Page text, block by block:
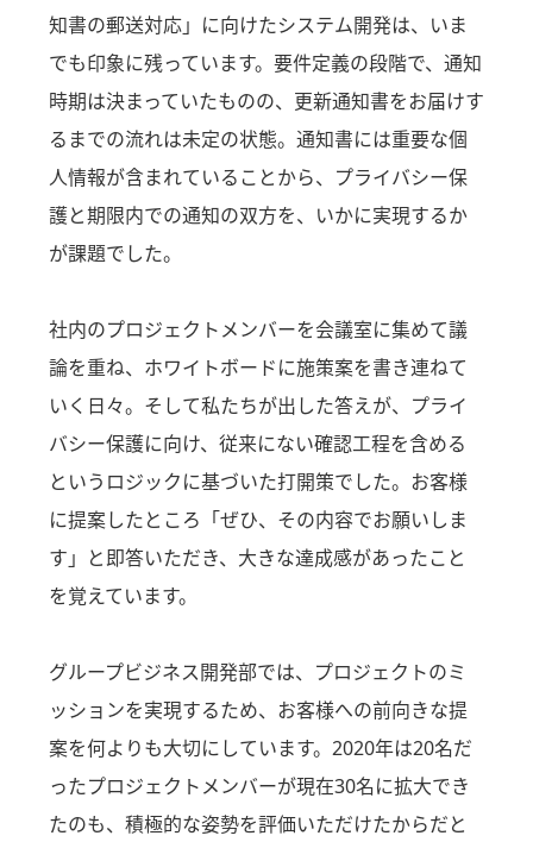
知書の郵送対応」に向けたシステム開発は、いま
でも印象に残っています。要件定義の段階で、通知
時期は決まっていたものの、更新通知書をお届けす
るまでの流れは未定の状態。通知書には重要な個
人情報が含まれていることから、プライバシー保
護と期限内での通知の双方を、いかに実現するか
が課題でした。
社内のプロジェクトメンバーを会議室に集めて議
論を重ね、ホワイトボードに施策案を書き連ねて
いく日々。そして私たちが出した答えが、プライ
バシー保護に向け、従来にない確認工程を含める
というロジックに基づいた打開策でした。お客様
に提案したところ「ぜひ、その内容でお願いしま
す」と即答いただき、大きな達成感があったこと
を覚えています。
グループビジネス開発部では、プロジェクトのミ
ッションを実現するため、お客様への前向きな提
案を何よりも大切にしています。2020年は20名だ
ったプロジェクトメンバーが現在30名に拡大でき
たのも、積極的な姿勢を評価いただけたからだと